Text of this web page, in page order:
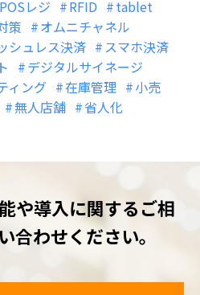
POSレジ RFID
tablet
策
オムニチャネル
シュレス決済
スマホ決済
デジタルサイネージ
ィング 在庫管理
小売
無人店舗
省人化
や導入に関するご相
合わせください。